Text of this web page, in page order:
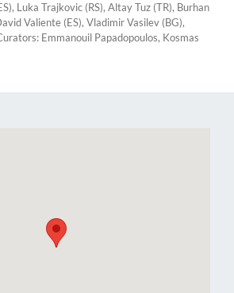
Luka Trajkovic (RS), Altay Tuz (TR), Burhan
Valiente (ES), Vladimir Vasilev (BG),
Emmanouil Papadopoulos, Kosmas